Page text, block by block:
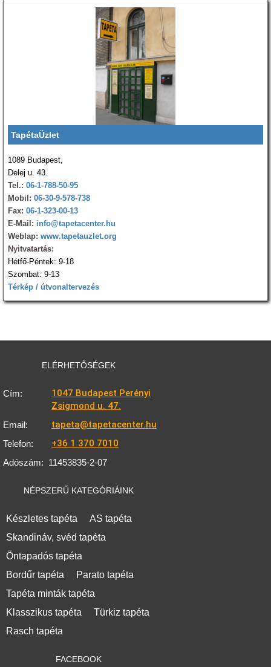
TapétaÜzlet
1089 Budapest,
Delej u. 43.
Tel.: 06-1-788-50-95
Mobil: 06-30-9-578-738
Fax: 06-1-323-00-13
E-Mail: info@tapetacenter.hu
Weblap: www.tapetauzlet.org
Nyitvatartás:
Hétfő-Péntek: 9-18
Szombat: 9-13
Térkép / útvonaltervezés
ELÉRHETŐSÉGEK
Cím:
1047 Budapest Perényi
Zsigmond u. 47.
Email: tapeta@tapetacenter.hu
Telefon: +36 1 370 7010
Adószám: 11453835-2-07
NÉPSZERŰ KATEGÓRIÁINK
Készletes tapéta
AS tapéta
Skandináv, svéd tapéta
Öntapadós tapéta
Bordűr tapéta
Parato tapéta
Tapéta minták tapéta
Klasszikus tapéta
Türkiz tapéta
Rasch tapéta
FACEBOOK